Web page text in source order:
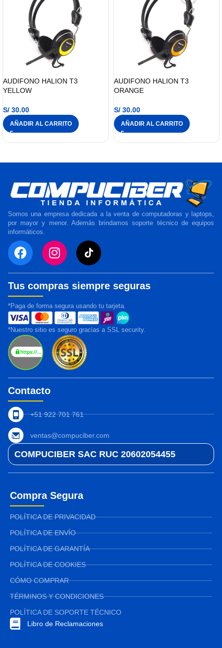
AUDIFONO HALION T3
YELLOW
S/ 30.00
AÑADIR AL CARRITO
AUDIFONO HALION T3
ORANGE
S/ 30.00
AÑADIR AL CARRITO
Somos una empresa dedicada a la venta de computadoras y laptops,
por mayor y menor. Además brindamos soporte técnico de equipos
informáticos.
Tus compras siempre seguras
*Paga de forma segura usando tu tarjeta.
*Nuestro sitio es seguro gracias a SSL security.
Contacto
+51 922 701 761
ventas@compuciber.com
COMPUCIBER SAC RUC 20602054455
Compra Segura
POLÍTICA DE PRIVACIDAD
POLÍTICA DE ENVÍO
POLÍTICA DE GARANTÍA
POLÍTICA DE COOKIES
CÓMO COMPRAR
TÉRMINOS Y CONDICIONES
POLÍTICA DE SOPORTE TÉCNICO
Libro de Reclamaciones